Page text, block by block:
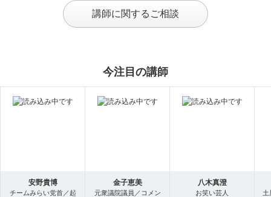
講師に関するご相談
今注目の講師
安野貴博
チームみらい党首／起
金子恵美
元衆議院議員／コメン
八木真澄
お笑い芸人
土